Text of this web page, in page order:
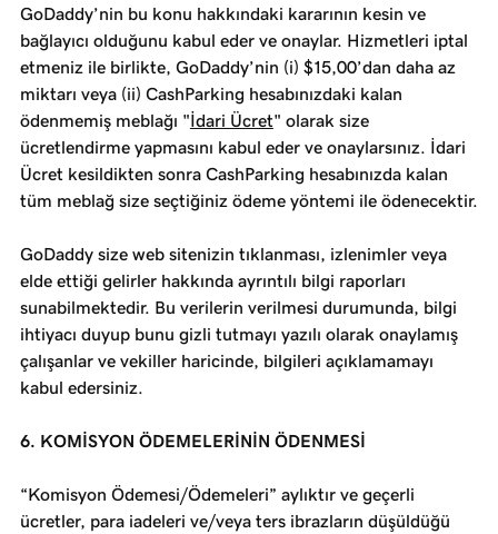
GoDaddy’nin bu konu hakkındaki kararının kesin ve
bağlayıcı olduğunu kabul eder ve onaylar. Hizmetleri iptal
etmeniz ile birlikte, GoDaddy’nin (i) $15,00’dan daha az
miktarı veya (ii) CashParking hesabınızdaki kalan
ödenmemiş meblağı "İdari Ücret" olarak size
ücretlendirme yapmasını kabul eder ve onaylarsınız. İdari
Ücret kesildikten sonra CashParking hesabınızda kalan
tüm meblağ size seçtiğiniz ödeme yöntemi ile ödenecektir.
GoDaddy size web sitenizin tıklanması, izlenimler veya
elde ettiği gelirler hakkında ayrıntılı bilgi raporları
sunabilmektedir. Bu verilerin verilmesi durumunda, bilgi
ihtiyacı duyup bunu gizli tutmayı yazılı olarak onaylamış
çalışanlar ve vekiller haricinde, bilgileri açıklamamayı
kabul edersiniz.
6. KOMİSYON ÖDEMELERİNİN ÖDENMESİ
“Komisyon Ödemesi/Ödemeleri” aylıktır ve geçerli
ücretler, para iadeleri ve/veya ters ibrazların düşüldüğü